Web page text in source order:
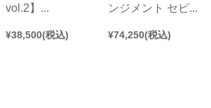
vol.2】...
¥38,500(税込)
ンジメント セピ...
¥74,250(税込)